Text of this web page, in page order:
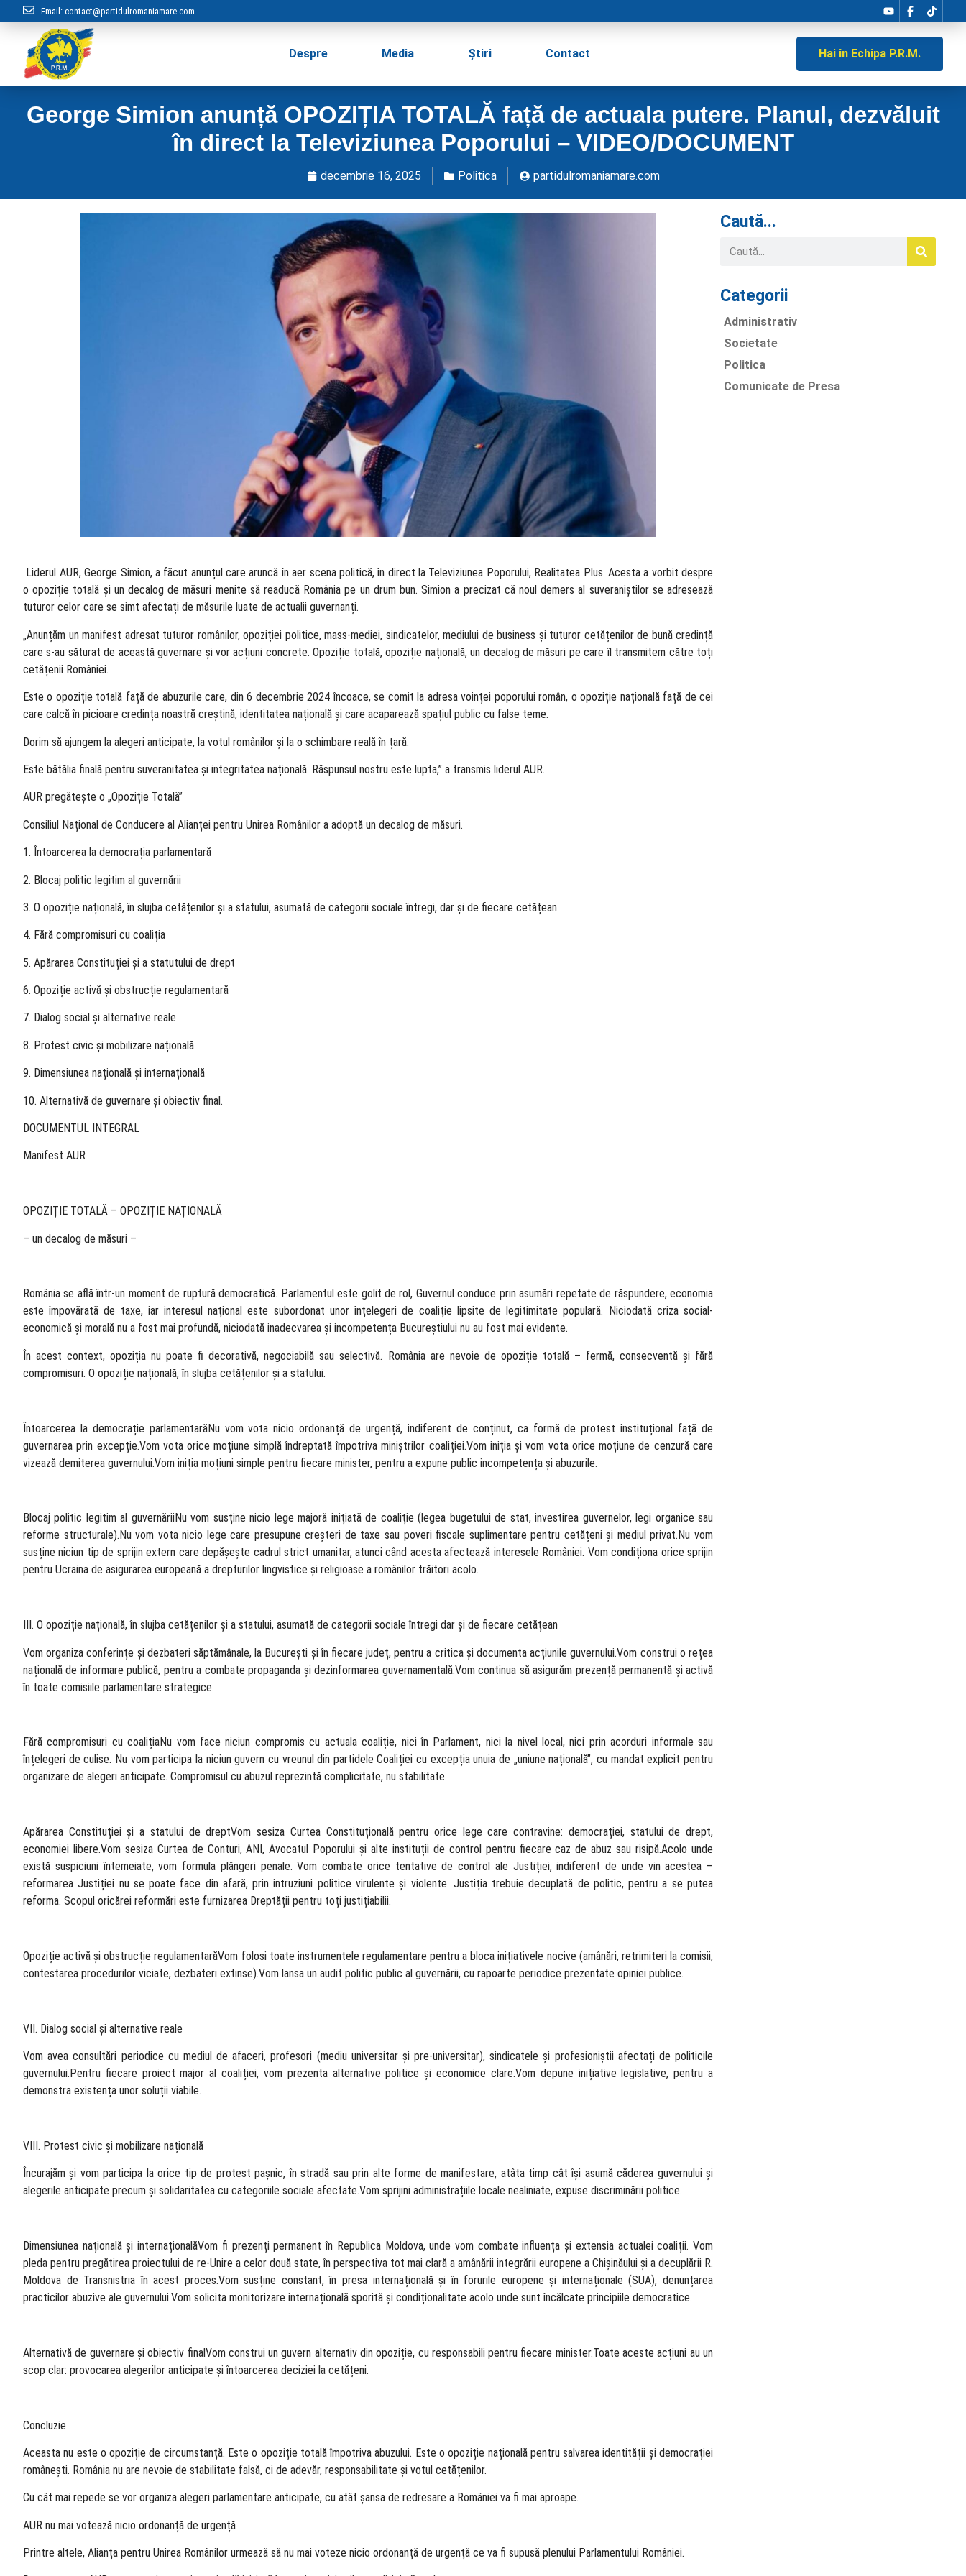
Email: contact@partidulromaniamare.com
Despre Media Știri Contact Hai în Echipa P.R.M.
George Simion anunță OPOZIȚIA TOTALĂ față de actuala putere. Planul, dezvăluit
în direct la Televiziunea Poporului – VIDEO/DOCUMENT
decembrie 16, 2025 Politica partidulromaniamare.com
​ Liderul AUR, George Simion, a făcut anunțul care aruncă în aer scena politică, în direct la Televiziunea Poporului, Realitatea Plus. Acesta a vorbit despre
o opoziție totală și un decalog de măsuri menite să readucă România pe un drum bun. Simion a precizat că noul demers al suveraniștilor se adresează
tuturor celor care se simt afectați de măsurile luate de actualii guvernanți.
„Anunțăm un manifest adresat tuturor românilor, opoziției politice, mass‑mediei, sindicatelor, mediului de business și tuturor cetățenilor de bună credință
care s-au săturat de această guvernare și vor acțiuni concrete. Opoziție totală, opoziție națională, un decalog de măsuri pe care îl transmitem către toți
cetățenii României.
Este o opoziție totală față de abuzurile care, din 6 decembrie 2024 încoace, se comit la adresa voinței poporului român, o opoziție națională față de cei
care calcă în picioare credința noastră creștină, identitatea națională și care acaparează spațiul public cu false teme.
Dorim să ajungem la alegeri anticipate, la votul românilor și la o schimbare reală în țară.
Este bătălia finală pentru suveranitatea și integritatea națională. Răspunsul nostru este lupta,” a transmis liderul AUR.
AUR pregătește o „Opoziție Totală”
Consiliul Național de Conducere al Alianței pentru Unirea Românilor a adoptă un decalog de măsuri.
1. Întoarcerea la democrația parlamentară
2. Blocaj politic legitim al guvernării
3. O opoziție națională, în slujba cetățenilor și a statului, asumată de categorii sociale întregi, dar și de fiecare cetățean
4. Fără compromisuri cu coaliția
5. Apărarea Constituției și a statutului de drept
6. Opoziție activă și obstrucție regulamentară
7. Dialog social și alternative reale
8. Protest civic și mobilizare națională
9. Dimensiunea națională și internațională
10. Alternativă de guvernare și obiectiv final.
DOCUMENTUL INTEGRAL
Manifest AUR
OPOZIȚIE TOTALĂ – OPOZIȚIE NAȚIONALĂ
– un decalog de măsuri –
România se află într-un moment de ruptură democratică. Parlamentul este golit de rol, Guvernul conduce prin asumări repetate de răspundere, economia
este împovărată de taxe, iar interesul național este subordonat unor înțelegeri de coaliție lipsite de legitimitate populară. Niciodată criza social-
economică și morală nu a fost mai profundă, niciodată inadecvarea și incompetența Bucureștiului nu au fost mai evidente.
În acest context, opoziția nu poate fi decorativă, negociabilă sau selectivă. România are nevoie de opoziție totală – fermă, consecventă și fără
compromisuri. O opoziție națională, în slujba cetățenilor și a statului.
Întoarcerea la democrație parlamentarăNu vom vota nicio ordonanță de urgență, indiferent de conținut, ca formă de protest instituțional față de
guvernarea prin excepție.Vom vota orice moțiune simplă îndreptată împotriva miniștrilor coaliției.Vom iniția și vom vota orice moțiune de cenzură care
vizează demiterea guvernului.Vom iniția moțiuni simple pentru fiecare minister, pentru a expune public incompetența și abuzurile.
Blocaj politic legitim al guvernăriiNu vom susține nicio lege majoră inițiată de coaliție (legea bugetului de stat, investirea guvernelor, legi organice sau
reforme structurale).Nu vom vota nicio lege care presupune creșteri de taxe sau poveri fiscale suplimentare pentru cetățeni și mediul privat.Nu vom
susține niciun tip de sprijin extern care depășește cadrul strict umanitar, atunci când acesta afectează interesele României. Vom condiționa orice sprijin
pentru Ucraina de asigurarea europeană a drepturilor lingvistice și religioase a românilor trăitori acolo.
III. O opoziție națională, în slujba cetățenilor și a statului, asumată de categorii sociale întregi dar și de fiecare cetățean
Vom organiza conferințe și dezbateri săptămânale, la București și în fiecare județ, pentru a critica și documenta acțiunile guvernului.Vom construi o rețea
națională de informare publică, pentru a combate propaganda și dezinformarea guvernamentală.Vom continua să asigurăm prezență permanentă și activă
în toate comisiile parlamentare strategice.
Fără compromisuri cu coalițiaNu vom face niciun compromis cu actuala coaliție, nici în Parlament, nici la nivel local, nici prin acorduri informale sau
înțelegeri de culise. Nu vom participa la niciun guvern cu vreunul din partidele Coaliției cu excepția unuia de „uniune națională”, cu mandat explicit pentru
organizare de alegeri anticipate. Compromisul cu abuzul reprezintă complicitate, nu stabilitate.
Apărarea Constituției și a statului de dreptVom sesiza Curtea Constituțională pentru orice lege care contravine: democrației, statului de drept,
economiei libere.Vom sesiza Curtea de Conturi, ANI, Avocatul Poporului și alte instituții de control pentru fiecare caz de abuz sau risipă.Acolo unde
există suspiciuni întemeiate, vom formula plângeri penale. Vom combate orice tentative de control ale Justiției, indiferent de unde vin acestea –
reformarea Justiției nu se poate face din afară, prin intruziuni politice virulente și violente. Justiția trebuie decuplată de politic, pentru a se putea
reforma. Scopul oricărei reformări este furnizarea Dreptății pentru toți justițiabilii.
Opoziție activă și obstrucție regulamentarăVom folosi toate instrumentele regulamentare pentru a bloca inițiativele nocive (amânări, retrimiteri la comisii,
contestarea procedurilor viciate, dezbateri extinse).Vom lansa un audit politic public al guvernării, cu rapoarte periodice prezentate opiniei publice.
VII. Dialog social și alternative reale
Vom avea consultări periodice cu mediul de afaceri, profesori (mediu universitar și pre-universitar), sindicatele și profesioniștii afectați de politicile
guvernului.Pentru fiecare proiect major al coaliției, vom prezenta alternative politice și economice clare.Vom depune inițiative legislative, pentru a
demonstra existența unor soluții viabile.
VIII. Protest civic și mobilizare națională
Încurajăm și vom participa la orice tip de protest pașnic, în stradă sau prin alte forme de manifestare, atâta timp cât își asumă căderea guvernului și
alegerile anticipate precum și solidaritatea cu categoriile sociale afectate.Vom sprijini administrațiile locale nealiniate, expuse discriminării politice.
Dimensiunea națională și internaționalăVom fi prezenți permanent în Republica Moldova, unde vom combate influența și extensia actualei coaliții. Vom
pleda pentru pregătirea proiectului de re-Unire a celor două state, în perspectiva tot mai clară a amânării integrării europene a Chișinăului și a decuplării R.
Moldova de Transnistria în acest proces.Vom susține constant, în presa internațională și în forurile europene și internaționale (SUA), denunțarea
practicilor abuzive ale guvernului.Vom solicita monitorizare internațională sporită și condiționalitate acolo unde sunt încălcate principiile democratice.
Alternativă de guvernare și obiectiv finalVom construi un guvern alternativ din opoziție, cu responsabili pentru fiecare minister.Toate aceste acțiuni au un
scop clar: provocarea alegerilor anticipate și întoarcerea deciziei la cetățeni.
Concluzie
Aceasta nu este o opoziție de circumstanță. Este o opoziție totală împotriva abuzului. Este o opoziție națională pentru salvarea identității și democrației
românești. România nu are nevoie de stabilitate falsă, ci de adevăr, responsabilitate și votul cetățenilor.
Cu cât mai repede se vor organiza alegeri parlamentare anticipate, cu atât șansa de redresare a României va fi mai aproape.
AUR nu mai votează nicio ordonanță de urgență
Printre altele, Alianța pentru Unirea Românilor urmează să nu mai voteze nicio ordonanță de urgență ce va fi supusă plenului Parlamentului României.
Caută...
Categorii
Administrativ
Societate
Politica
Comunicate de Presa